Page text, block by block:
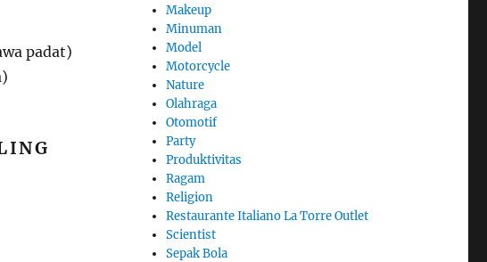
padat)
Makeup
Minuman
Model
Motorcycle
Nature
Olahraga
Otomotif
Party
Produktivitas
Ragam
Religion
Restaurante Italiano La Torre Outlet
Scientist
Sepak Bola